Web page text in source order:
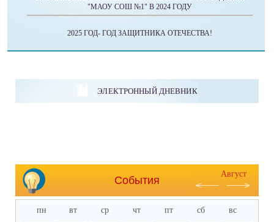
"МАОУ СОШ №1" В 2024 ГОДУ
2025 ГОД- ГОД ЗАЩИТНИКА ОТЕЧЕСТВА!
ЭЛЕКТРОННЫЙ ДНЕВНИК
События
Август
пн вт ср чт пт сб вс